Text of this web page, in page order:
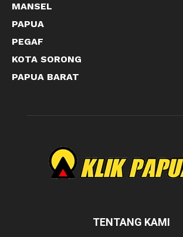
MANSEL
PAPUA
PEGAF
KOTA SORONG
PAPUA BARAT
TENTANG KAMI